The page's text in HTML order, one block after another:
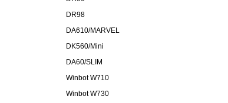
DR98
DA610/MARVEL
DK560/Mini
DA60/SLIM
Winbot W710
Winbot W730